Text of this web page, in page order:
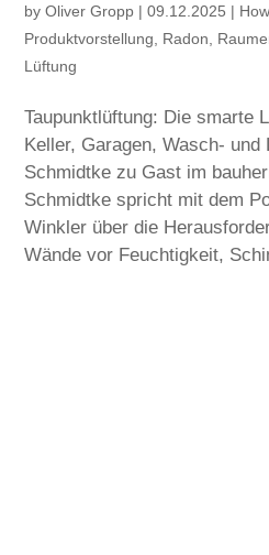
byOliver Gropp |09.12.2025 |
Produktvorstellung
Radon
Lüftung
Taupunktlüftung: Die smarte
Keller, Garagen, Wasch- und
Schmidtke zu Gast im
Schmidtke spricht mit dem
Winkler über die
Wände vor Feuchtigkeit,